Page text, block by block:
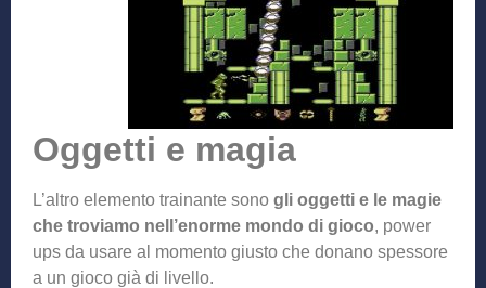
Oggetti e magia
L’altro elemento trainante sono gli oggetti e le magie
che troviamo nell’enorme mondo di gioco, power
ups da usare al momento giusto che donano spessore
a un gioco già di livello.